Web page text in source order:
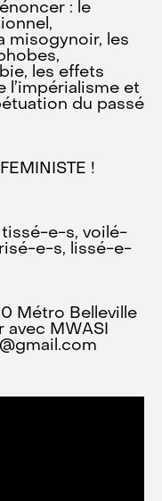
: le
misogynoir, les
les effets
l’impérialisme et
du passé
!
e-s, voilé-
e-s, lissé-e-
Métro Belleville
MWASI